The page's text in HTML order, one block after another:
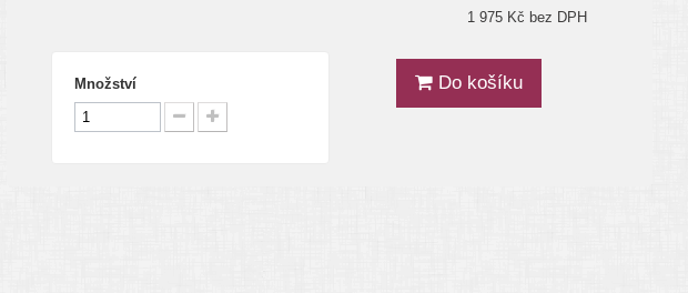
1 975 Kč bez DPH
Množství Do košíku